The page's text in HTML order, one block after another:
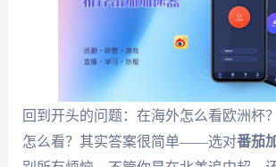
回到开头的问题：在海外怎么看欧洲杯
怎么看？其实答案很简单——选对番茄